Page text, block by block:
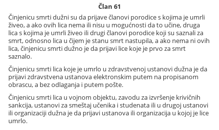
Član 61
Činjenicu smrti dužni su da prijave članovi porodice s kojima je umrli
živeo, a ako ovih lica nema ili nisu u mogućnosti da to učine, druga
lica s kojima je umrli živeo ili drugi članovi porodice koji su saznali za
smrt, odnosno lica u čijem je stanu smrt nastupila, a ako nema ni ovih
lica, činjenicu smrti dužno je da prijavi lice koje je prvo za smrt
saznalo.
Činjenicu smrti lica koje je umrlo u zdravstvenoj ustanovi dužna je da
prijavi zdravstvena ustanova elektronskim putem na propisanom
obrascu, a bez odlaganja i putem pošte.
Činjenicu smrti lica u vojnom objektu, zavodu za izvršenje krivičnih
sankcija, ustanovi za smeštaj učenika i studenata ili u drugoj ustanovi
ili organizaciji dužna je da prijavi ustanova ili organizacija u kojoj je lice
umrlo.